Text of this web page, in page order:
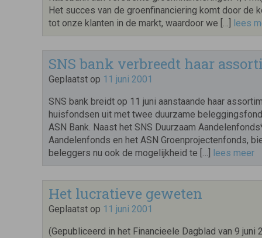
Het succes van de groenfinanciering komt door de
tot onze klanten in de markt, waardoor we […] lees
SNS bank verbreedt haar
Geplaatst op 11 juni 2001
SNS bank breidt op 11 juni aanstaande haar
huisfondsen uit met twee duurzame
ASN Bank. Naast het SNS Duurzaam
Aandelenfonds en het ASN Groenprojectenfonds,
beleggers nu ook de mogelijkheid te […] lees meer
Het lucratieve geweten
Geplaatst op 11 juni 2001
(Gepubliceerd in het Financieele Dagblad van 9 juni